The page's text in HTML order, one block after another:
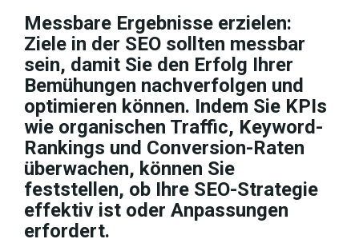
Messbare Ergebnisse erzielen:
Ziele in der SEO sollten messbar
sein, damit Sie den Erfolg Ihrer
Bemühungen nachverfolgen und
optimieren können. Indem Sie KPIs
wie organischen Traffic, Keyword-
Rankings und Conversion-Raten
überwachen, können Sie
feststellen, ob Ihre SEO-Strategie
effektiv ist oder Anpassungen
erfordert.